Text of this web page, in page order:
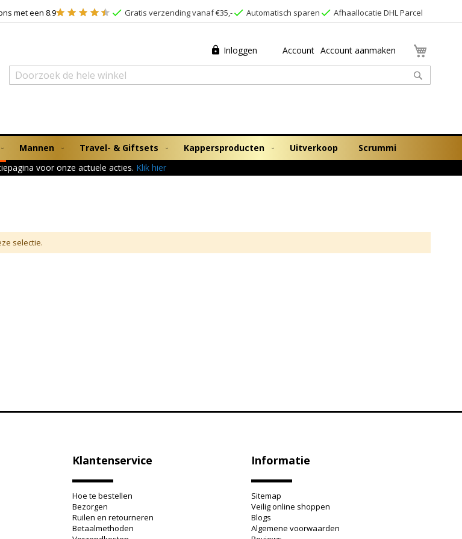
met een 8.9 Gratis verzending vanaf €35,- Automatisch sparen Afhaallocatie DHL Parcel
Inloggen Account Account aanmaken
Zoek
Mannen Travel- & Giftsets Kappersproducten Uitverkoop
Scrummi
voor onze actuele acties. Klik hier
selectie.
Klantenservice
Hoe te bestellen
Bezorgen
Ruilen en retourneren
Betaalmethoden
Informatie
Sitemap
Veilig online shoppen
Blogs
Algemene voorwaarden